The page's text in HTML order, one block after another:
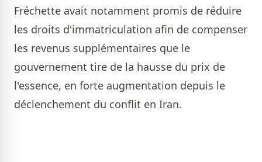
Fréchette avait notamment promis de réduire
les droits d'immatriculation afin de compenser
les revenus supplémentaires que le
gouvernement tire de la hausse du prix de
l'essence, en forte augmentation depuis le
déclenchement du conflit en Iran.